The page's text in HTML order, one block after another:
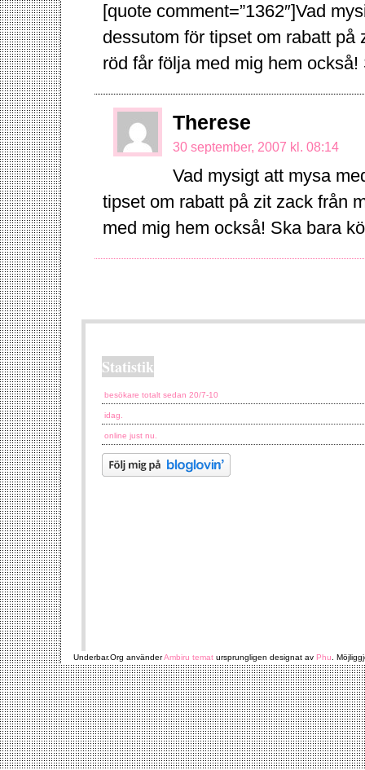
[quote comment=”1362″]Vad
dessutom för tipset om rabatt
röd får följa med mig hem
Therese
30 september, 2007 kl. 08:14
Vad mysigt att mysa
tipset om rabatt på zit zack från
med mig hem också! Ska bara
Statistik
besökare totalt sedan 20/7-10
idag.
online just nu.
Underbar.Org använderAmbiru temat ursprungligen designat av Phu.